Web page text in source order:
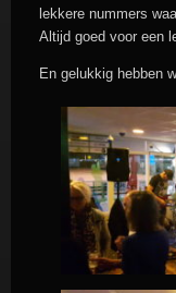
lekkere nummers
Altijd goed voor een
En gelukkig hebben